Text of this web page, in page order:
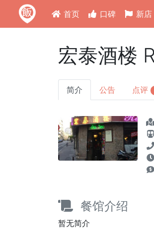
首页 口碑 新店
宏泰酒楼
简介 公告 点评
餐馆介绍
暂无简介